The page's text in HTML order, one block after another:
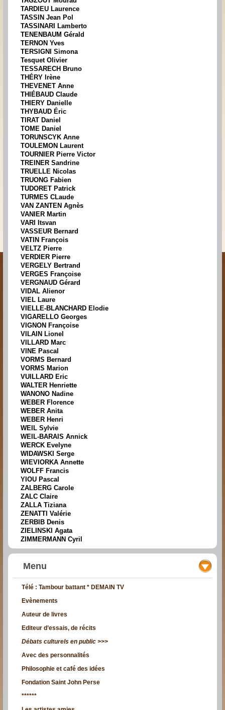
TARDIEU Laurence
TASSIN Jean Pol
TASSINARI Lamberto
TENENBAUM Gérald
TERNON Yves
TERSIGNI Simona
Tesquet Olivier
TESSARECH Bruno
THÉRY Irène
THEVENET Anne
THIÉBAUD Claude
THIERY Danielle
THYBAUD Éric
TIRAT Daniel
TOME Daniel
TORUNSCYK Anne
TOULEMON Laurent
TOURNIER Pierre Victor
TREINER Sandrine
TRUELLE Nicolas
TRUONG Fabien
TUDORET Patrick
TURMES CLaude
VAN ZANTEN Agnès
VANIER Martin
VARI Itsvan
VASSEUR Bernard
VATIN François
VELTZ Pierre
VERDIER Pierre
VERGELY Bertrand
VERGES Françoise
VERGNAUD Gérard
VIDAL Alienor
VIEL Laure
VIELLE-BLANCHARD Elodie
VIGARELLO Georges
VIGNON Françoise
VILAIN Lionel
VILLARD Marc
VINE Pascal
VORMS Bernard
VORMS Marion
VUILLARD Eric
WALTER Henriette
WANONO Nadine
WEBER Florence
WEBER Anita
WEBER Henri
WEIL Sylvie
WEIL-BARAIS Annick
WERCK Evelyne
WIDAWSKI Serge
WIEVIORKA Annette
WOLFF Francis
YIOU Pascal
ZALBERG Carole
ZALC Claire
ZALLA Tiziana
ZENATTI Valérie
ZERBIB Denis
ZIELINSKI Agata
ZIMMERMANN Cyril
Menu
Télé : Tambour battant * DEMAIN TV
Evènements
Auteur de livres
Editeur d’essais, de récits
Débats culturels en public >>>
Avec des personnalités
Philosophie et café des idées
Fondation Saint John Perse
******